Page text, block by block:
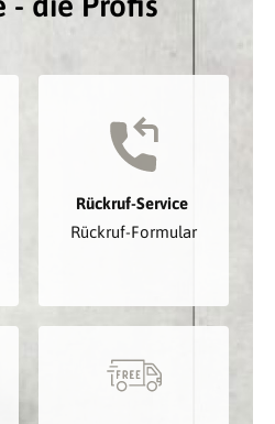
Rückruf-Service
Rückruf-Formular